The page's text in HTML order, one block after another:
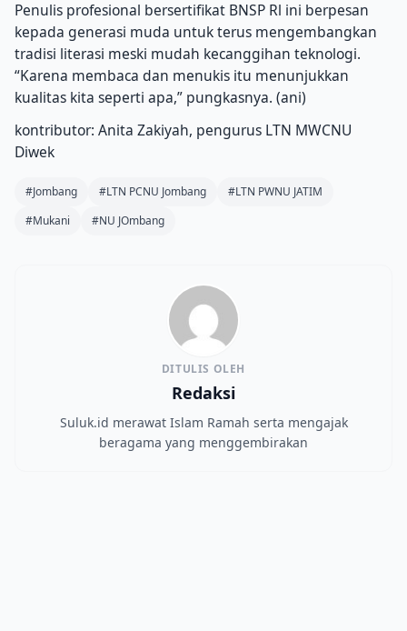
Penulis profesional bersertifikat BNSP Rl ini berpesan
kepada generasi muda untuk terus mengembangkan
tradisi literasi meski mudah kecanggihan teknologi.
“Karena membaca dan menukis itu menunjukkan
kualitas kita seperti apa,” pungkasnya. (ani)
kontributor: Anita Zakiyah, pengurus LTN MWCNU
Diwek
#Jombang #LTN PCNU Jombang
#LTN PWNU JATIM
#Mukani
#NU JOmbang
DITULIS OLEH
Redaksi
Suluk.id merawat Islam Ramah serta mengajak
beragama yang menggembirakan